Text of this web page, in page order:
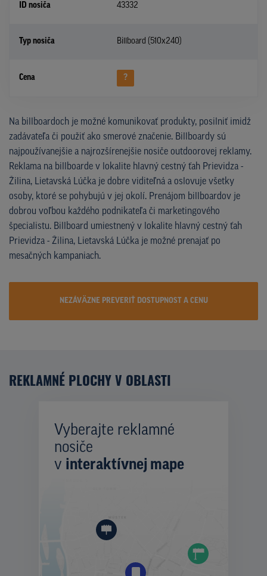
ID nosiča 43332
Typ nosiča Billboard (510x240)
Cena ?
Na billboardoch je možné komunikovať produkty, posilniť imidž
zadávateľa či použiť ako smerové značenie. Billboardy sú
najpoužívanejšie a najrozšírenejšie nosiče outdoorovej reklamy.
Reklama na billboarde v lokalite hlavný cestný ťah Prievidza -
Žilina, Lietavská Lúčka je dobre viditeľná a oslovuje všetky
osoby, ktoré se pohybujú v jej okolí. Prenájom billboardov je
dobrou voľbou každého podnikateľa či marketingového
špecialistu. Billboard umiestnený v lokalite hlavný cestný ťah
Prievidza - Žilina, Lietavská Lúčka je možné prenajať po
mesačných kampaniach.
NEZÁVÄZNE PREVERIŤ DOSTUPNOST A CENU
REKLAMNÉ PLOCHY V OBLASTI
Vyberajte reklamné
nosiče
v interaktívnej mape